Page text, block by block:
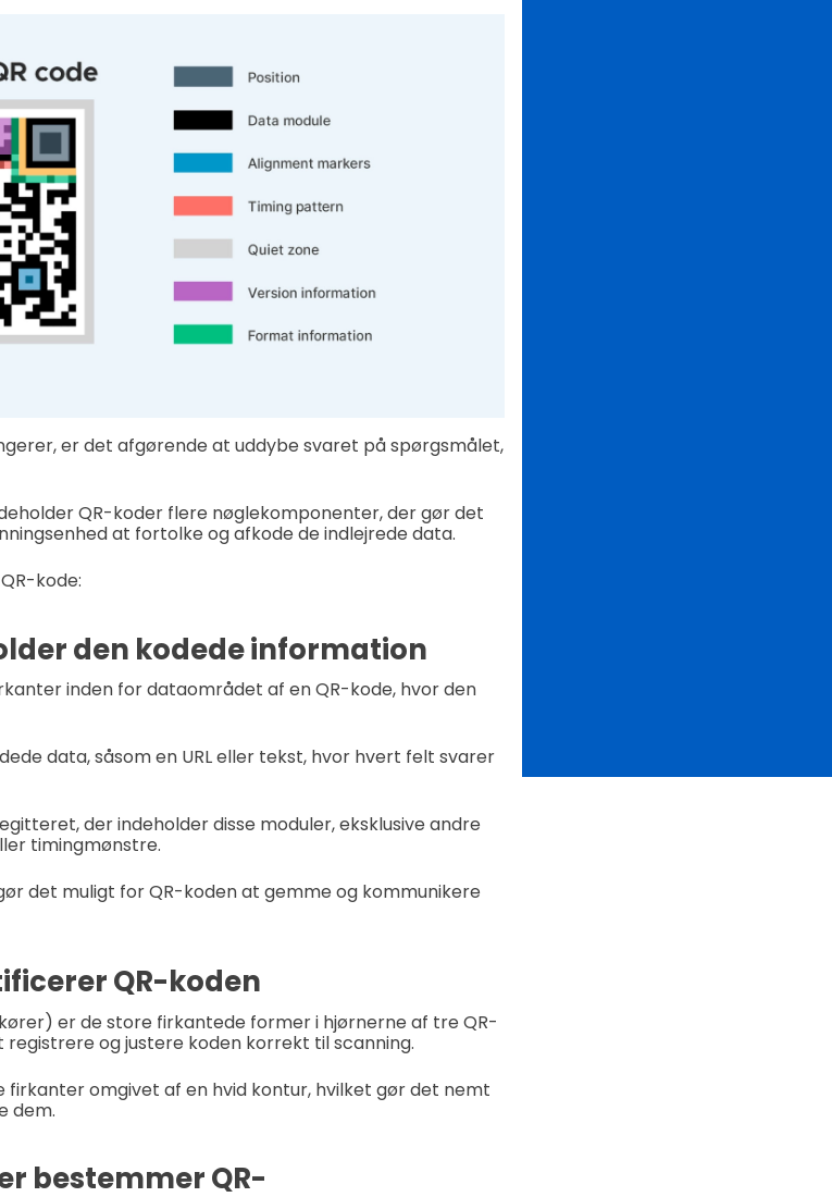
er det afgørende at uddybe svaret på spørgsmålet,
QR-koder flere nøglekomponenter, der gør det
at fortolke og afkode de indlejrede data.
kode:
den kodede information
inden for dataområdet af en QR-kode, hvor den
data, såsom en URL eller tekst, hvor hvert felt svarer
der indeholder disse moduler, eksklusive andre
timingmønstre.
det muligt for QR-koden at gemme og kommunikere
QR-koden
er de store firkantede former i hjørnerne af tre QR-
og justere koden korrekt til scanning.
omgivet af en hvid kontur, hvilket gør det nemt
dem.
bestemmer QR-